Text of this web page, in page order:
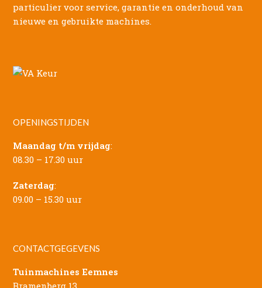
particulier voor service, garantie en onderhoud van
nieuwe en gebruikte machines.
OPENINGSTIJDEN
Maandag t/m vrijdag:
08.30 – 17.30 uur
Zaterdag:
09.00 – 15.30 uur
CONTACTGEGEVENS
Tuinmachines Eemnes